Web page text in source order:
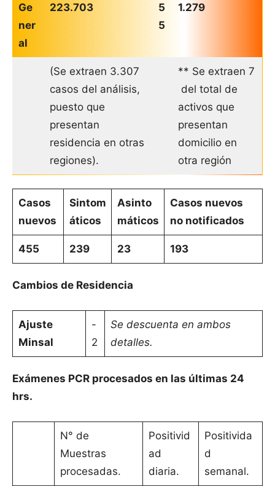
Ge
ner
al
223.703
5
5
1.279
(Se extraen 3.307
casos del análisis,
puesto que
presentan
residencia en otras
regiones).
** Se extraen 7
del total de
activos que
presentan
domicilio en
otra región
Casos
nuevos
Sintom
áticos
Asinto
máticos
Casos nuevos
no notificados
455 239 23 193
Cambios de Residencia
Ajuste
Minsal
-
2
Se descuenta en ambos
detalles.
Exámenes PCR procesados en las últimas 24
hrs.
N° de
Muestras
procesadas.
Positivid
ad
diaria.
Positivida
d
semanal.